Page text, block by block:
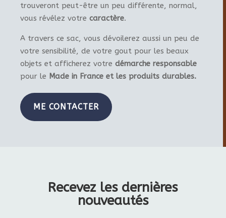
trouveront peut-être un peu différente, normal,
vous révélez votre caractère.
A travers ce sac, vous dévoilerez aussi un peu de
votre sensibilité, de votre gout pour les beaux
objets et afficherez votre démarche responsable
pour le Made in France et les produits durables.
ME CONTACTER
Recevez les dernières
nouveautés